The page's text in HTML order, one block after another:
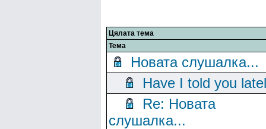
Цялата тема
Тема
Новата слушалка...
Have I told you
Re: Новата
слушалка...